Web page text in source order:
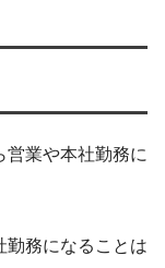
営業や本社勤務に
勤務になることは